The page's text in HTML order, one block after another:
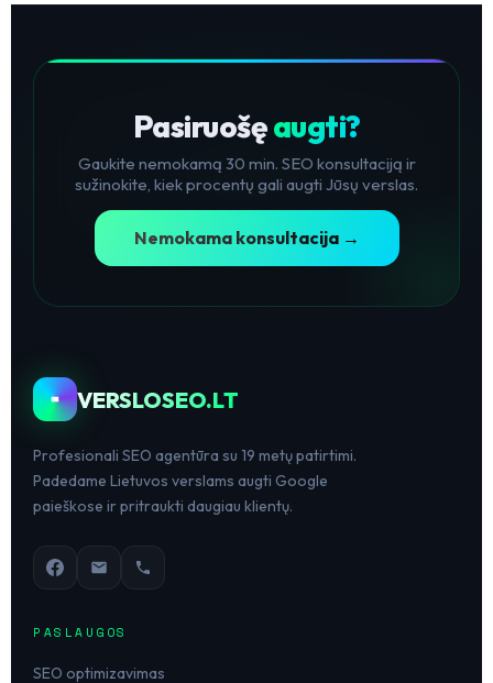
Pasiruošęaugti?
Gaukite nemokamą 30 min. SEO konsultaciją ir
sužinokite, kiek procentų gali augti Jūsų verslas.
Nemokama konsultacija →
VERSLOSEO.LT
Profesionali SEO agentūra su 19 metų patirtimi.
Padedame Lietuvos verslams augti Google
paieškose ir pritraukti daugiau klientų.
PASLAUGOS
SEO optimizavimas